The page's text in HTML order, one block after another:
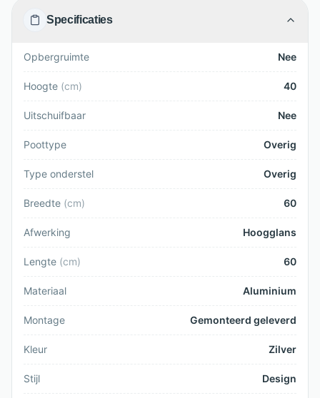
Specificaties
Opbergruimte Nee
Hoogte (cm) 40
Uitschuifbaar Nee
Poottype Overig
Type onderstel Overig
Breedte (cm) 60
Afwerking Hoogglans
Lengte (cm) 60
Materiaal Aluminium
Montage Gemonteerd geleverd
Kleur Zilver
Stijl Design